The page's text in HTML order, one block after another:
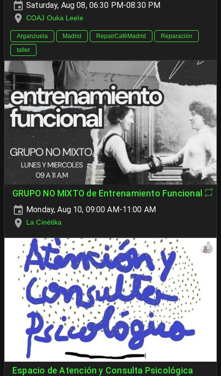
Saturday, Aug 08, 06:30 PM-08:30 PM
COAJ Ouka Leele
Arganzuela Madrid RepairCaféMadrid
Reparación
taller
GRUPO NO MIXTO de Entrenamiento Funcional
Monday, Aug 10, 09:00 AM-11:00 AM
La Cinètika
Espacio de Atención y Consulta Psicológica